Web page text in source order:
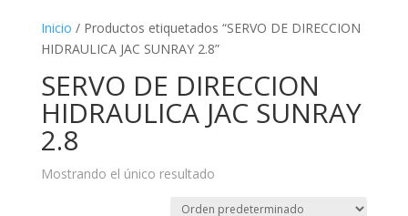
Inicio / Productos etiquetados “SERVO DE DIRECCION
HIDRAULICA JAC SUNRAY 2.8”
SERVO DE DIRECCION
HIDRAULICA JAC SUNRAY
2.8
Mostrando el único resultado